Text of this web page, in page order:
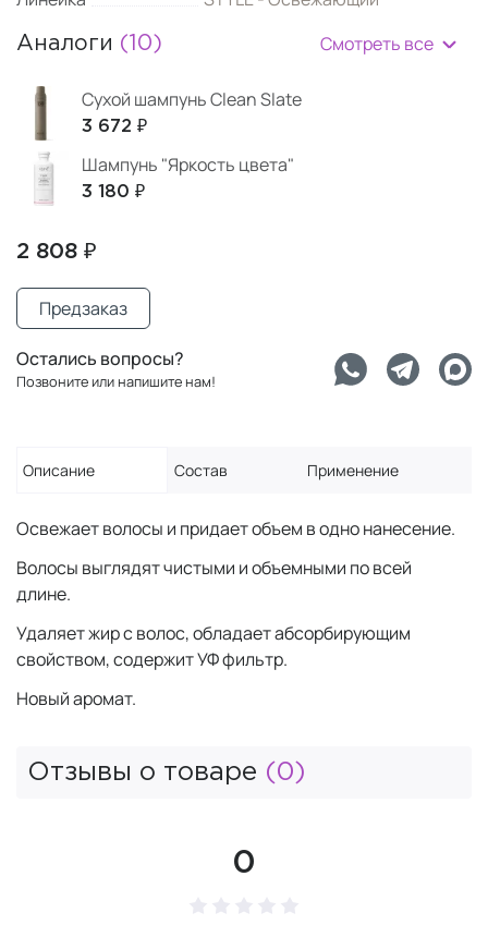
Аналоги (10) Смотреть все
Сухой шампунь Clean Slate
3 672 ₽
Шампунь "Яркость цвета"
3 180 ₽
2 808 ₽
Предзаказ
Остались вопросы?
Позвоните или напишите нам!
Описание Состав Применение
Освежает волосы и придает объем в одно нанесение.
Волосы выглядят чистыми и объемными по всей
длине.
Удаляет жир с волос, обладает абсорбирующим
свойством, содержит УФ фильтр.
Новый аромат.
Отзывы о товаре (0)
0